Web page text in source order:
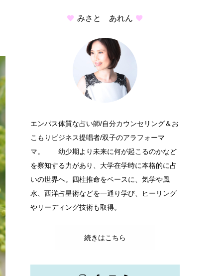
みさと あれん
エンパス体質な占い師/自分カウンセリング＆お
こもりビジネス提唱者/双子のアラフォーマ
マ。 幼少期より未来に何が起こるのかなど
を察知する力があり、大学在学時に本格的に占
いの世界へ。四柱推命をベースに、気学や風
水、西洋占星術などを一通り学び、ヒーリング
やリーディング技術も取得。
続きはこちら